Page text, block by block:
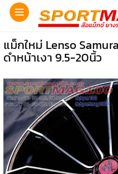
แม็กใหม่ Lenso
ดำหน้าเงา 9.5-20นิ้ว